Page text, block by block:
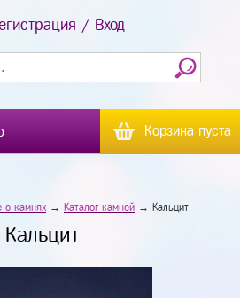
/ Вход
Корзина пуста
о камнях→ Каталог камней→ Кальцит
Кальцит